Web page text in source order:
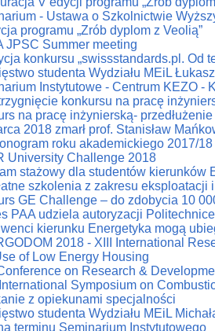
- Ustawa o Szkolnictwie
programu „Zrób dyplom z Veolią”
JPSC Summer meeting
konkursu „swissstandards.pl. Od
studenta Wydziału MEiL
Instytutowe - Centrum KEZO -
konkursu na pracę
na pracę inżynierską-
2018 zmarł prof. Stanisław
roku akademickiego 2017/18
University Challenge 2018
stażowy dla studentów kierunków
szkolenia z zakresu
GE Challenge – do zdobycia 10
PAA udziela autoryzacji
kierunku Energetyka mogą
2018 - XIII International
of Low Energy Housing
on Research &
Symposium on
z opiekunami specjalności
studenta Wydziału MEiL
terminu Seminarium Instytutowego